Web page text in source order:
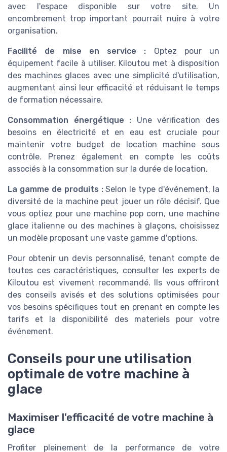
avec l'espace disponible sur votre site. Un
encombrement trop important pourrait nuire à votre
organisation.
Facilité de mise en service : Optez pour un
équipement facile à utiliser. Kiloutou met à disposition
des machines glaces avec une simplicité d'utilisation,
augmentant ainsi leur efficacité et réduisant le temps
de formation nécessaire.
Consommation énergétique : Une vérification des
besoins en électricité et en eau est cruciale pour
maintenir votre budget de location machine sous
contrôle. Prenez également en compte les coûts
associés à la consommation sur la durée de location.
La gamme de produits :Selon le type d'événement, la
diversité de la machine peut jouer un rôle décisif. Que
vous optiez pour une machine pop corn, une machine
glace italienne ou des machines à glaçons, choisissez
un modèle proposant une vaste gamme d'options.
Pour obtenir un devis personnalisé, tenant compte de
toutes ces caractéristiques, consulter les experts de
Kiloutou est vivement recommandé. Ils vous offriront
des conseils avisés et des solutions optimisées pour
vos besoins spécifiques tout en prenant en compte les
tarifs et la disponibilité des materiels pour votre
événement.
Conseils pour une utilisation
optimale de votre machine à
glace
Maximiser l'efficacité de votre machine à
glace
Profiter pleinement de la performance de votre